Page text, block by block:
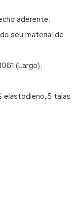
aderente;
seu material de
(Largo);
elastodieno, 5 talas